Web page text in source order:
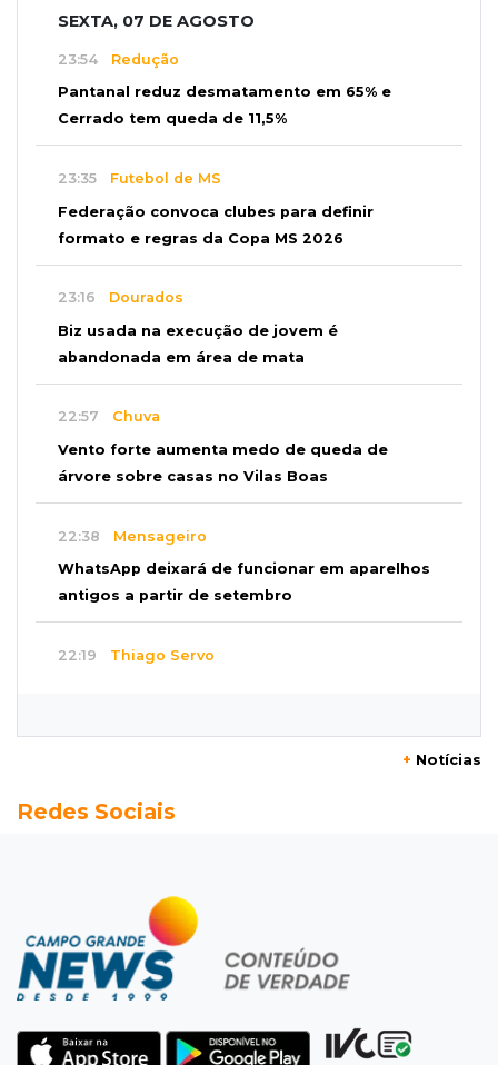
SEXTA, 07 DE AGOSTO
23:54 Redução
Pantanal reduz desmatamento em 65% e
Cerrado tem queda de 11,5%
23:35 Futebol de MS
Federação convoca clubes para definir
formato e regras da Copa MS 2026
23:16 Dourados
Biz usada na execução de jovem é
abandonada em área de mata
22:57 Chuva
Vento forte aumenta medo de queda de
árvore sobre casas no Vilas Boas
22:38 Mensageiro
WhatsApp deixará de funcionar em aparelhos
antigos a partir de setembro
22:19 Thiago Servo
Semana vai começar com 909 novas
Flagrante
Motorista atinge carro parado, perde
retrovisor e foge no Jardim Antártica
“Sinto que ela está por perto”, diz mãe de
+ Notícias
Redes Sociais